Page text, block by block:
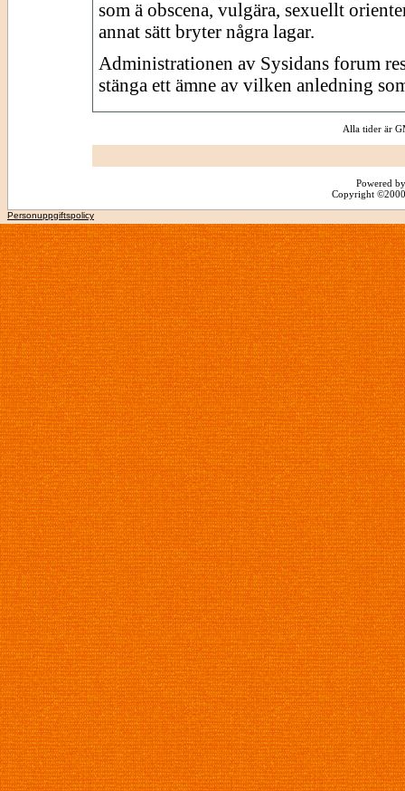
som ä obscena, vulgära, sexuellt
annat sätt bryter några lagar.
Administrationen av Sysidans forum
stänga ett ämne av vilken anledning
Alla tider är
Powered
Copyright
Personuppgiftspolicy